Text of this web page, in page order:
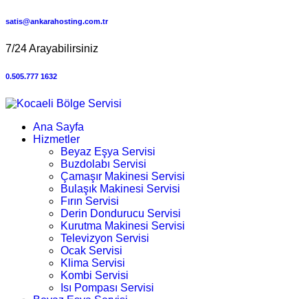
satis@ankarahosting.com.tr
7/24 Arayabilirsiniz
0.505.777 1632
Ana Sayfa
Hizmetler
Beyaz Eşya Servisi
Buzdolabı Servisi
Çamaşır Makinesi Servisi
Bulaşık Makinesi Servisi
Fırın Servisi
Derin Dondurucu Servisi
Kurutma Makinesi Servisi
Televizyon Servisi
Ocak Servisi
Klima Servisi
Kombi Servisi
Isı Pompası Servisi